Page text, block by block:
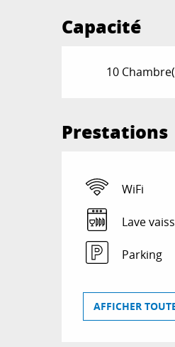
Capacité
10
Prestations
WiFi
Lave
Parking
AFFICHER